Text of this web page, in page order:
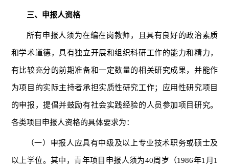
三、申报人资格
所有申报人须为在编在岗教师，且具有良好的政治素质
和学术道德，具有独立开展和组织科研工作的能力和精力，
有比较充分的前期准备和一定数量的相关研究成果，并能作
为项目的实际主持者承担实质性研究工作；应用性研究项目
的申报，提倡并鼓励有社会实践经验的人员参加项目研究。
各类项目申报人资格的具体要求为：
（一）申报人应具有中级及以上专业技术职务或硕士及
以上学位。其中，青年项目申报人须为40周岁（1986年1月1